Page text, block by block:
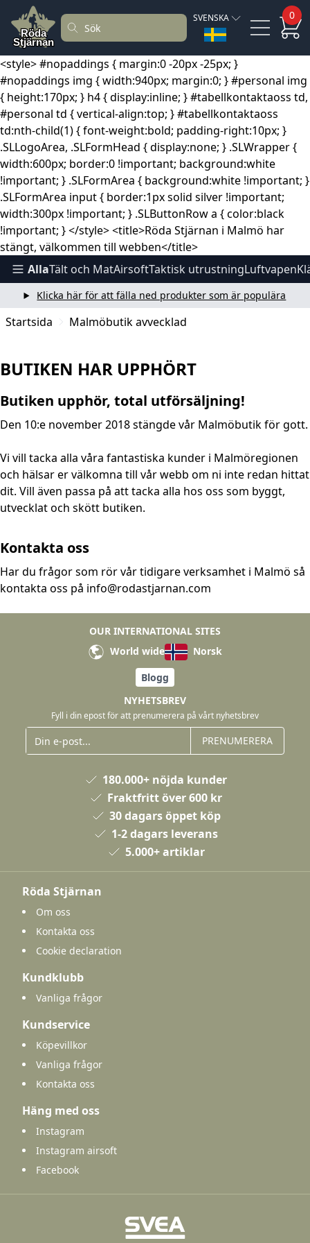
<style> #nopaddings { margin:0 -20px -25px; }
#nopaddings img { width:940px; margin:0; } #personal img
{ height:170px; } h4 { display:inline; } #tabellkontaktaoss td,
#personal td { vertical-align:top; } #tabellkontaktaoss
td:nth-child(1) { font-weight:bold; padding-right:10px; }
.SLLogoArea, .SLFormHead { display:none; } .SLWrapper {
width:600px; border:0 !important; background:white
!important; } .SLFormArea { background:white !important; }
.SLFormArea input { border:1px solid silver !important;
width:300px !important; } .SLButtonRow a { color:black
!important; } </style> <title>Röda Stjärnan i Malmö har
stängt, välkommen till webben</title>
SVENSKA 0
AllaTält och MatAirsoftTaktisk utrustningLuftvapen
Klicka här för att fälla ned produkter som är populära
Startsida Malmöbutik avvecklad
BUTIKEN HAR UPPHÖRT
Butiken upphör, total utförsäljning!
Den 10:e november 2018 stängde vår Malmöbutik för gott.
Vi vill tacka alla våra fantastiska kunder i Malmöregionen
och hälsar er välkomna till vår webb om ni inte redan hittat
dit. Vill även passa på att tacka alla hos oss som byggt,
utvecklat och skött butiken.
Kontakta oss
Har du frågor som rör vår tidigare verksamhet i Malmö så
kontakta oss på info@rodastjarnan.com
OUR INTERNATIONAL SITES
World wide
Norsk
Blogg
NYHETSBREV
Fyll i din epost för att prenumerera på vårt nyhetsbrev
PRENUMERERA
180.000+ nöjda kunder
Fraktfritt över 600 kr
30 dagars öppet köp
1-2 dagars leverans
5.000+ artiklar
Röda Stjärnan
Om oss
Kontakta oss
Cookie declaration
Kundklubb
Vanliga frågor
Kundservice
Köpevillkor
Vanliga frågor
Kontakta oss
Häng med oss
Instagram
Instagram airsoft
Facebook